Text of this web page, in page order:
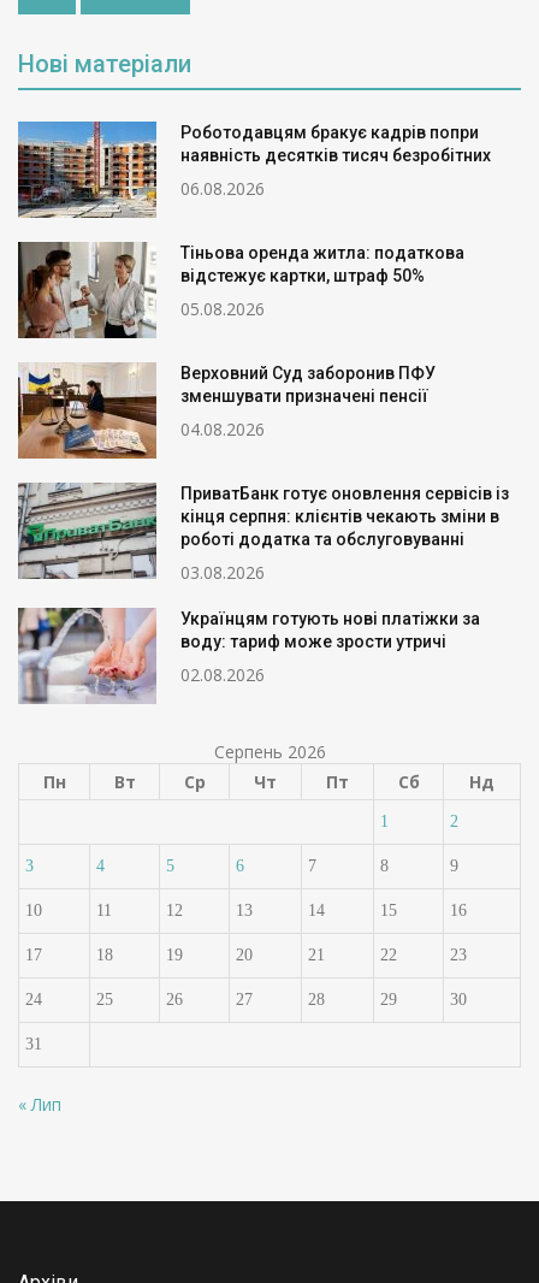
Нові матеріали
Роботодавцям бракує кадрів попри
наявність десятків тисяч безробітних
06.08.2026
Тіньова оренда житла: податкова
відстежує картки, штраф 50%
05.08.2026
Верховний Суд заборонив ПФУ
зменшувати призначені пенсії
04.08.2026
ПриватБанк готує оновлення сервісів із
кінця серпня: клієнтів чекають зміни в
роботі додатка та обслуговуванні
03.08.2026
Українцям готують нові платіжки за
воду: тариф може зрости утричі
02.08.2026
Серпень 2026
Пн
Вт Ср Чт Пт Сб Нд
1 2
3 4 5 6 7 8 9
10 11 12 13 14 15 16
17 18 19 20 21 22 23
24 25 26 27 28 29 30
31
« Лип